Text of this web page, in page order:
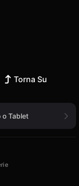
Torna Su
o Tablet